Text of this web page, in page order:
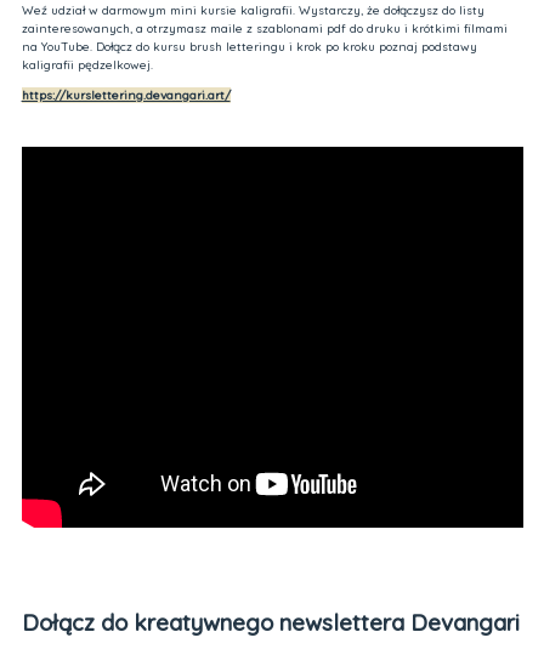
Weź udział w darmowym mini kursie kaligrafii. Wystarczy, że dołączysz do listy
zainteresowanych, a otrzymasz maile z szablonami pdf do druku i krótkimi filmami
na YouTube. Dołącz do kursu brush letteringu i krok po kroku poznaj podstawy
kaligrafii pędzelkowej.
https://kurslettering.devangari.art/
Dołącz do kreatywnego newslettera Devangari